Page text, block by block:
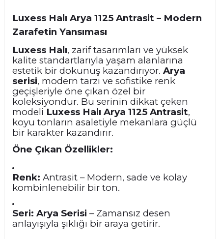
Luxess Halı Arya 1125 Antrasit – Modern
Zarafetin Yansıması
Luxess Halı, zarif tasarımları ve yüksek
kalite standartlarıyla yaşam alanlarına
estetik bir dokunuş kazandırıyor. Arya
serisi, modern tarzı ve sofistike renk
geçişleriyle öne çıkan özel bir
koleksiyondur. Bu serinin dikkat çeken
modeli Luxess Halı Arya 1125 Antrasit,
koyu tonların asaletiyle mekanlara güçlü
bir karakter kazandırır.
Öne Çıkan Özellikler:
Renk: Antrasit – Modern, sade ve kolay
kombinlenebilir bir ton.
Seri: Arya Serisi – Zamansız desen
anlayışıyla şıklığı bir araya getirir.